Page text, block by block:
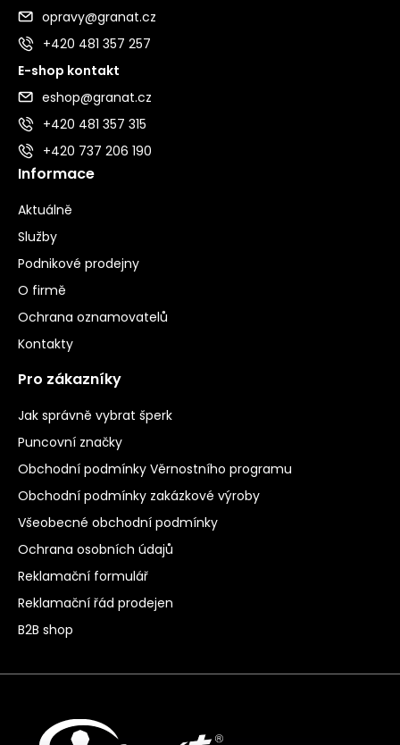
opravy@granat.cz
+420 481 357 257
E-shop kontakt
eshop@granat.cz
+420 481 357 315
+420 737 206 190
Informace
Aktuálně
Služby
Podnikové prodejny
O firmě
Ochrana oznamovatelů
Kontakty
Pro zákazníky
Jak správně vybrat šperk
Puncovní značky
Obchodní podmínky Věrnostního programu
Obchodní podmínky zakázkové výroby
Všeobecné obchodní podmínky
Ochrana osobních údajů
Reklamační formulář
Reklamační řád prodejen
B2B shop